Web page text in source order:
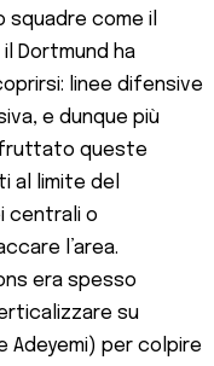
come il
Dortmund ha
linee difensive
e dunque più
queste
al limite del
centrali o
l’area.
era spesso
su
Adeyemi) per colpire